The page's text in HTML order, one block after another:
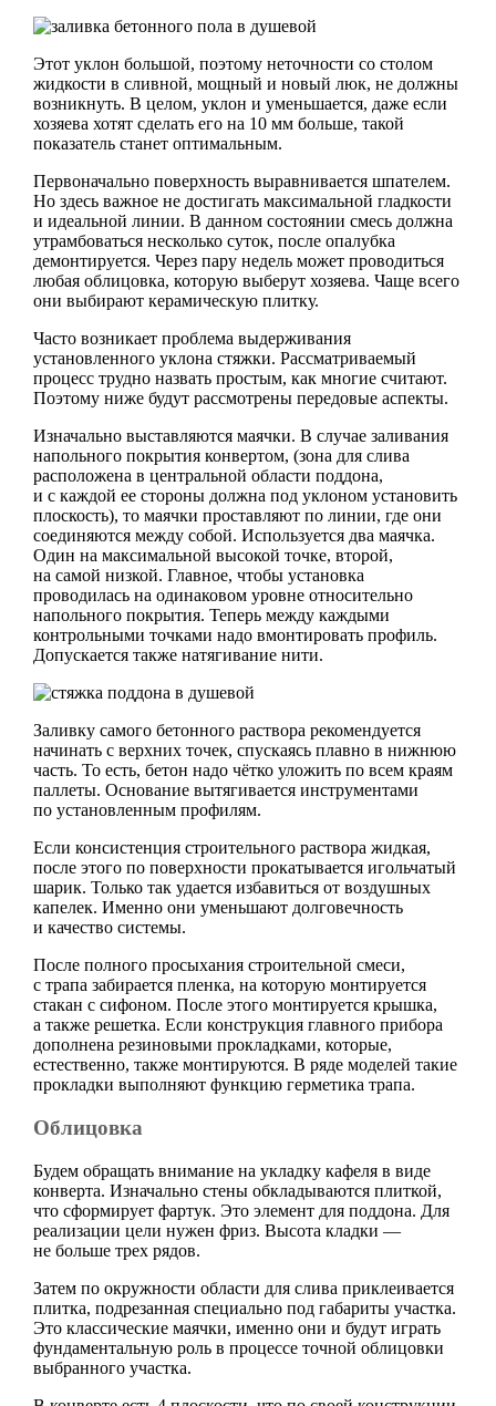
Этот уклон большой, поэтому неточности со столом
жидкости в сливной, мощный и новый люк, не должны
возникнуть. В целом, уклон и уменьшается, даже если
хозяева хотят сделать его на 10 мм больше, такой
показатель станет оптимальным.
Первоначально поверхность выравнивается шпателем.
Но здесь важное не достигать максимальной гладкости
и идеальной линии. В данном состоянии смесь должна
утрамбоваться несколько суток, после опалубка
демонтируется. Через пару недель может проводиться
любая облицовка, которую выберут хозяева. Чаще всего
они выбирают керамическую плитку.
Часто возникает проблема выдерживания
установленного уклона стяжки. Рассматриваемый
процесс трудно назвать простым, как многие считают.
Поэтому ниже будут рассмотрены передовые аспекты.
Изначально выставляются маячки. В случае заливания
напольного покрытия конвертом, (зона для слива
расположена в центральной области поддона,
и с каждой ее стороны должна под уклоном установить
плоскость), то маячки проставляют по линии, где они
соединяются между собой. Используется два маячка.
Один на максимальной высокой точке, второй,
на самой низкой. Главное, чтобы установка
проводилась на одинаковом уровне относительно
напольного покрытия. Теперь между каждыми
контрольными точками надо вмонтировать профиль.
Допускается также натягивание нити.
Заливку самого бетонного раствора рекомендуется
начинать с верхних точек, спускаясь плавно в нижнюю
часть. То есть, бетон надо чётко уложить по всем краям
паллеты. Основание вытягивается инструментами
по установленным профилям.
Если консистенция строительного раствора жидкая,
после этого по поверхности прокатывается игольчатый
шарик. Только так удается избавиться от воздушных
капелек. Именно они уменьшают долговечность
и качество системы.
После полного просыхания строительной смеси,
с трапа забирается пленка, на которую монтируется
стакан с сифоном. После этого монтируется крышка,
а также решетка. Если конструкция главного прибора
дополнена резиновыми прокладками, которые,
естественно, также монтируются. В ряде моделей такие
прокладки выполняют функцию герметика трапа.
Облицовка
Будем обращать внимание на укладку кафеля в виде
конверта. Изначально стены обкладываются плиткой,
что сформирует фартук. Это элемент для поддона. Для
реализации цели нужен фриз. Высота кладки —
не больше трех рядов.
Затем по окружности области для слива приклеивается
плитка, подрезанная специально под габариты участка.
Это классические маячки, именно они и будут играть
фундаментальную роль в процессе точной облицовки
выбранного участка.